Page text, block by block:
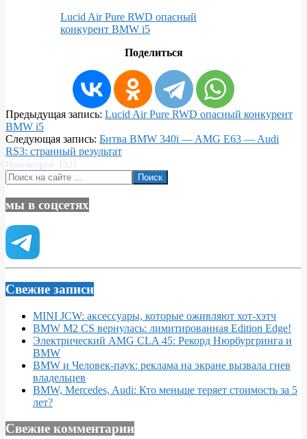
Lucid Air Pure RWD опасный
конкурент BMW i5
Поделиться
2023-
02-
17
Предыдущая запись: Lucid Air Pure RWD опасный конкурент
BMW i5
Следующая запись: Битва BMW 340i — AMG E63 — Audi
RS3: странный результат
Просмотров: 1321
Поиск
мы в соцсетях
Свежие записи
MINI JCW: аксессуары, которые оживляют хот-хэтч
BMW M2 CS вернулась: лимитированная Edition Edge!
Электрический AMG CLA 45: Рекорд Нюрбургринга и
BMW
BMW и Человек-паук: реклама на экране вызвала гнев
владельцев
BMW, Mercedes, Audi: Кто меньше теряет стоимость за 5
лет?
Свежие комментарии